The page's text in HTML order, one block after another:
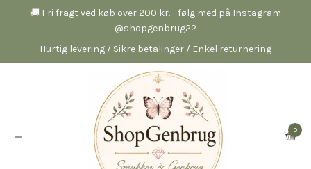
🚚 Fri fragt ved køb over 200 kr. - følg med på Instagram
@shopgenbrug22
Hurtig levering / Sikre betalinger / Enkel returnering
0